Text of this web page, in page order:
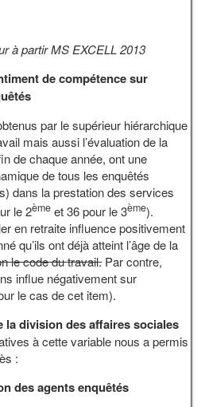
à partir MS EXCELL 2013
de compétence sur
par le supérieur hiérarchique
mais aussi l’évaluation de la
de chaque année, ont une
de tous les enquêtés
dans la prestation des services
le 2ème et 36 pour le 3ème).
en retraite influence positivement
qu’ils ont déjà atteint l’âge de la
le code du travail.Par contre,
influe négativement sur
le cas de cet item).
la division des affaires sociales
à cette variable nous a permis
:
des agents enquêtés